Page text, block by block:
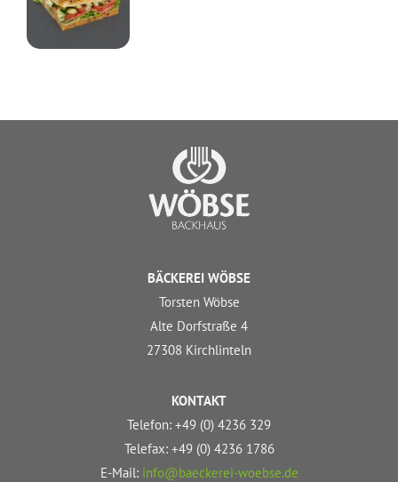
BÄCKEREI WÖBSE
Torsten Wöbse
Alte Dorfstraße 4
27308 Kirchlinteln
KONTAKT
Telefon: +49 (0) 4236 329
Telefax: +49 (0) 4236 1786
E-Mail: info@baeckerei-woebse.de